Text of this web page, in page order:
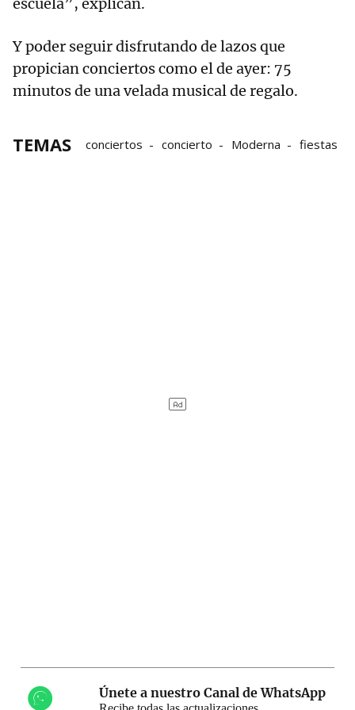
escuela”, explican.
Y poder seguir disfrutando de lazos que
propician conciertos como el de ayer: 75
minutos de una velada musical de regalo.
TEMAS conciertos concierto Moderna fiestas
Únete a nuestro Canal de WhatsApp